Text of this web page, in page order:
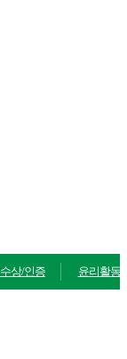
수상/인증 윤리활동